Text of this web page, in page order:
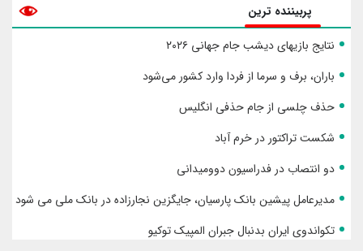
پربیننده ترین
نتایج بازیهای دیشب جام جهانی ۲۰۲۶
باران، برف و سرما از فردا وارد کشور می‌شود
حذف چلسی از جام حذفی انگلیس
شکست تراکتور در خرم آباد
دو انتصاب در فدراسیون دوومیدانی
مدیرعامل پیشین بانک پارسیان، جایگزین نجارزاده در بانک ملی می شود
تکواندوی ایران بدنبال جبران المپیک توکیو